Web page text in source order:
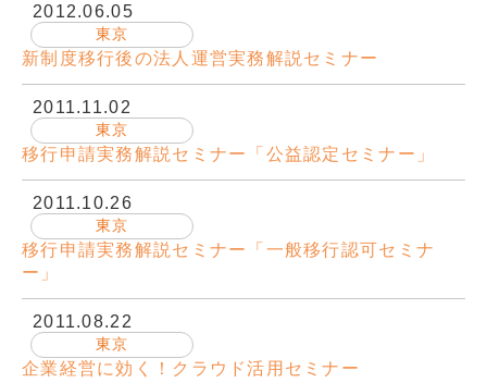
ブログ
講師マイページ
2012.06.05
東京
新制度移行後の法人運営実務解説セミナー
2011.11.02
東京
移行申請実務解説セミナー「公益認定セミナー」
2011.10.26
東京
移行申請実務解説セミナー「一般移行認可セミナ
ー」
2011.08.22
東京
企業経営に効く！クラウド活用セミナー